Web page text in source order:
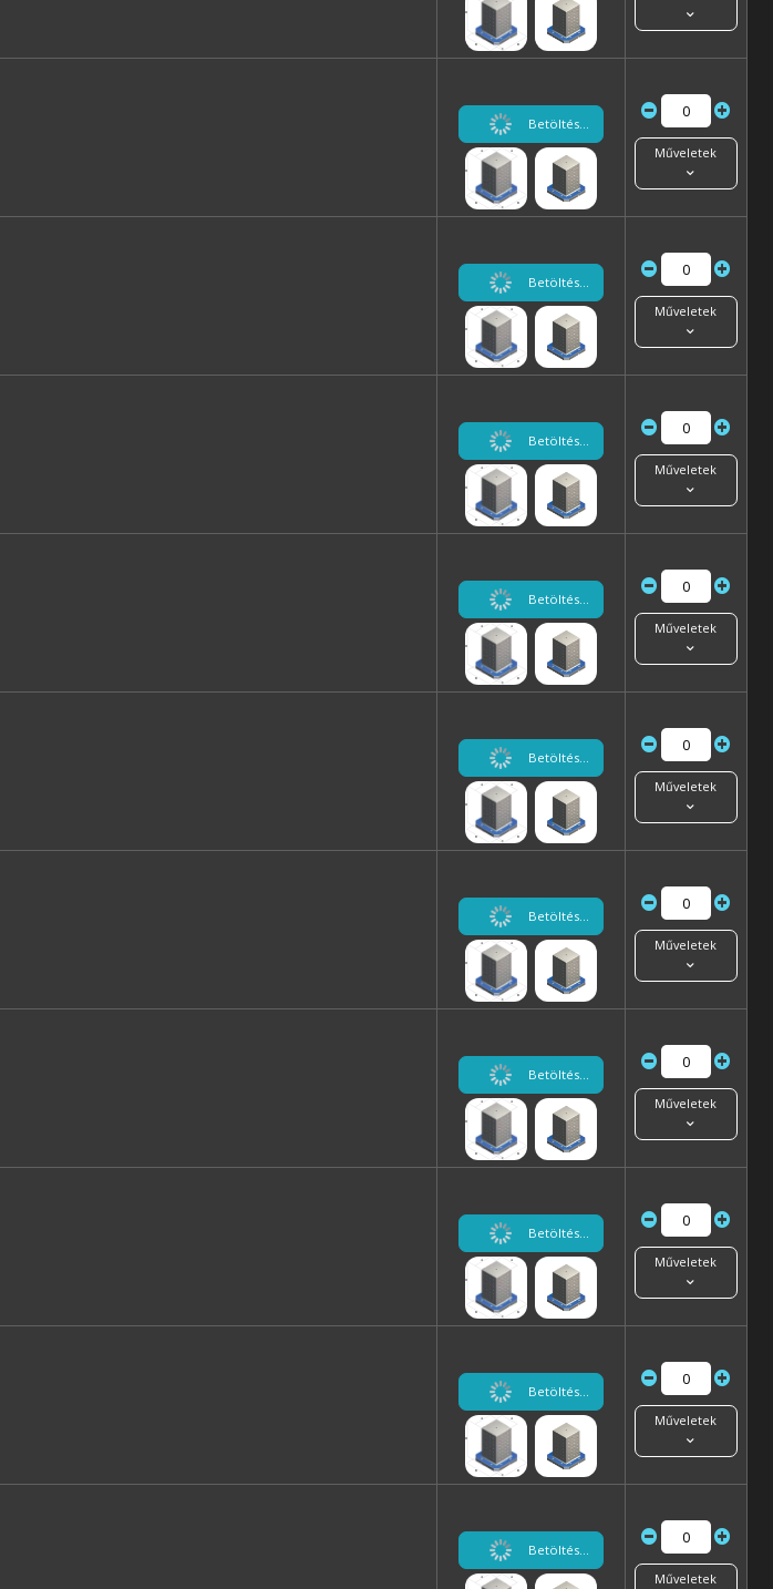
Betöltés...
Műveletek
Betöltés...
Műveletek
Betöltés...
Műveletek
Betöltés...
Műveletek
Betöltés...
Műveletek
Betöltés...
Műveletek
Betöltés...
Műveletek
Betöltés...
Műveletek
Betöltés...
Műveletek
Betöltés...
Műveletek